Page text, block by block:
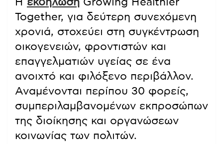
Together, για δεύτερη συνεχόμενη
χρονιά, στοχεύει στη συγκέντρωση
οικογενειών, φροντιστών και
επαγγελματιών υγείας σε ένα
ανοιχτό και φιλόξενο περιβάλλον.
Αναμένονται περίπου 30 φορείς,
συμπεριλαμβανομένων εκπροσώπων
της διοίκησης και οργανώσεων
κοινωνίας των πολιτών.